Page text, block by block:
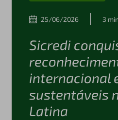
25/06/2026 3
Sicredi
internacional
sustentáveis
Latina